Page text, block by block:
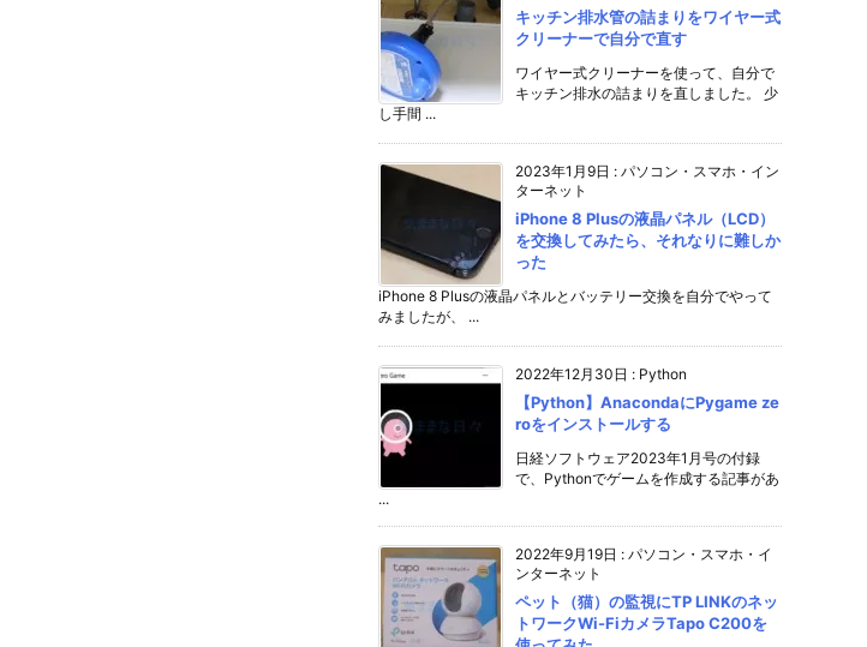
キッチン排水管の詰まりをワイヤー式
クリーナーで自分で直す
ワイヤー式クリーナーを使って、自分で
キッチン排水の詰まりを直しました。 少
し手間 ...
2023年1月9日 : パソコン・スマホ・イン
ターネット
iPhone 8 Plusの液晶パネル（LCD）
を交換してみたら、それなりに難しか
った
iPhone 8 Plusの液晶パネルとバッテリー交換を自分でやって
みましたが、 ...
2022年12月30日 : Python
【Python】AnacondaにPygame ze
roをインストールする
日経ソフトウェア2023年1月号の付録
で、Pythonでゲームを作成する記事があ
...
2022年9月19日 : パソコン・スマホ・イ
ンターネット
ペット（猫）の監視にTP LINKのネッ
トワークWi-FiカメラTapo C200を